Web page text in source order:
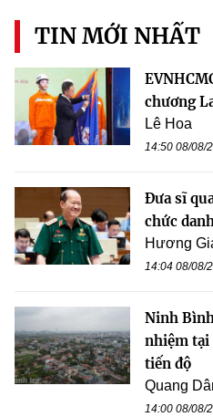
TIN MỚI NHẤT
chương
Lê Hoa
14:50 08/08/
Đưa sĩ
chức
Hương
14:04 08/08/
Ninh
nhiệm tại
tiến độ
Quang
14:00 08/08/